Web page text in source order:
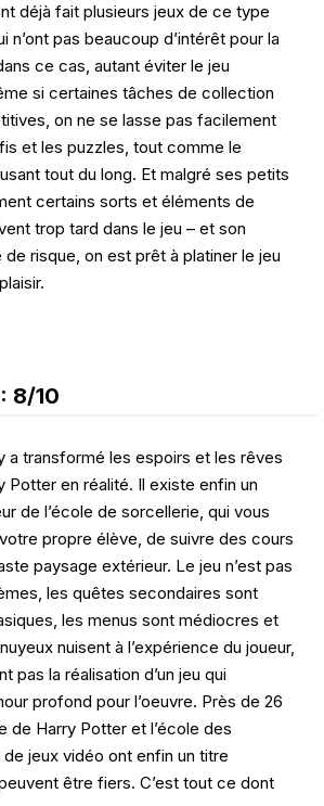
déjà fait plusieurs jeux de ce type
n’ont pas beaucoup d’intérêt pour la
ce cas, autant éviter le jeu
si certaines tâches de collection
on ne se lasse pas facilement
et les puzzles, tout comme le
tout du long. Et malgré ses petits
certains sorts et éléments de
trop tard dans le jeu – et son
risque, on est prêt à platiner le jeu
: 8/10
a transformé les espoirs et les rêves
Potter en réalité. Il existe enfin un
de l’école de sorcellerie, qui vous
propre élève, de suivre des cours
paysage extérieur. Le jeu n’est pas
les quêtes secondaires sont
les menus sont médiocres et
nuisent à l’expérience du joueur,
pas la réalisation d’un jeu qui
profond pour l’oeuvre. Près de 26
de Harry Potter et l’école des
jeux vidéo ont enfin un titre
être fiers. C’est tout ce dont